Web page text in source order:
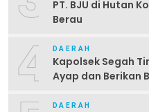
PT. BJU di Hutan
Berau
4 DAERAH
Kapolsek Segah
Ayap dan Berikan
DAERAH